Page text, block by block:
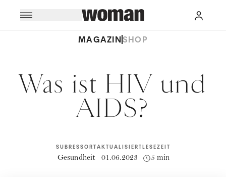
MAGAZINSHOP
Was ist HIV und
AIDS?
SUBRESSORT
Gesundheit
AKTUALISIERT
01.06.2023
LESEZEIT
5 min